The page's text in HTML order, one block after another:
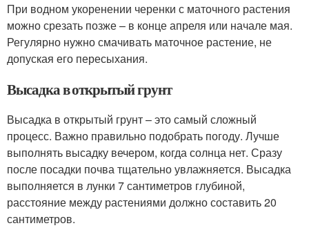
При водном укоренении черенки с маточного растения
можно срезать позже – в конце апреля или начале мая.
Регулярно нужно смачивать маточное растение, не
допуская его пересыхания.
Высадка в открытый грунт
Высадка в открытый грунт – это самый сложный
процесс. Важно правильно подобрать погоду. Лучше
выполнять высадку вечером, когда солнца нет. Сразу
после посадки почва тщательно увлажняется. Высадка
выполняется в лунки 7 сантиметров глубиной,
расстояние между растениями должно составить 20
сантиметров.